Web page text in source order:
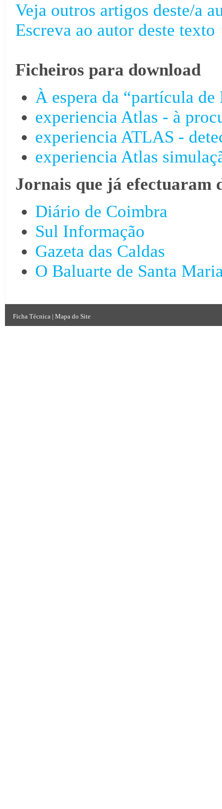
Veja outros artigos deste/a
Escreva ao autor deste texto
Ficheiros para download
À espera da “partícula de
experiencia Atlas - à
experiencia ATLAS -
experiencia Atlas
Jornais que já efectuaram
Diário de Coimbra
Sul Informação
Gazeta das Caldas
O Baluarte de Santa
Ficha Técnica | Mapa do Site